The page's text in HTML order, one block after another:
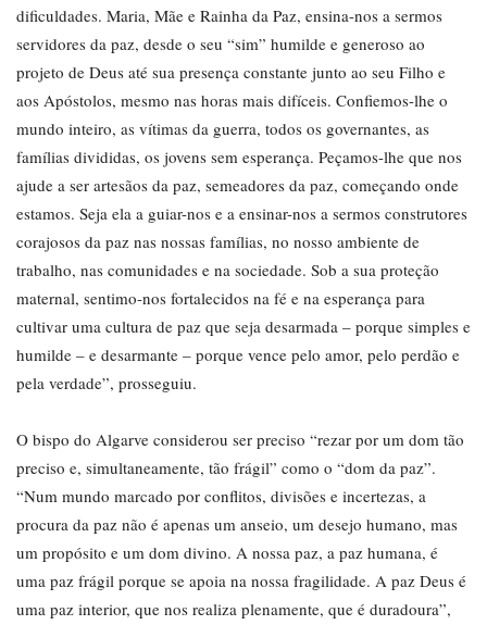
dificuldades. Maria, Mãe e Rainha da Paz, ensina-nos a sermos
servidores da paz, desde o seu “sim” humilde e generoso ao
projeto de Deus até sua presença constante junto ao seu Filho e
aos Apóstolos, mesmo nas horas mais difíceis. Confiemos-lhe o
mundo inteiro, as vítimas da guerra, todos os governantes, as
famílias divididas, os jovens sem esperança. Peçamos-lhe que nos
ajude a ser artesãos da paz, semeadores da paz, começando onde
estamos. Seja ela a guiar-nos e a ensinar-nos a sermos construtores
corajosos da paz nas nossas famílias, no nosso ambiente de
trabalho, nas comunidades e na sociedade. Sob a sua proteção
maternal, sentimo-nos fortalecidos na fé e na esperança para
cultivar uma cultura de paz que seja desarmada – porque simples e
humilde – e desarmante – porque vence pelo amor, pelo perdão e
pela verdade”, prosseguiu.
O bispo do Algarve considerou ser preciso “rezar por um dom tão
preciso e, simultaneamente, tão frágil” como o “dom da paz”.
“Num mundo marcado por conflitos, divisões e incertezas, a
procura da paz não é apenas um anseio, um desejo humano, mas
um propósito e um dom divino. A nossa paz, a paz humana, é
uma paz frágil porque se apoia na nossa fragilidade. A paz Deus é
uma paz interior, que nos realiza plenamente, que é duradoura”,